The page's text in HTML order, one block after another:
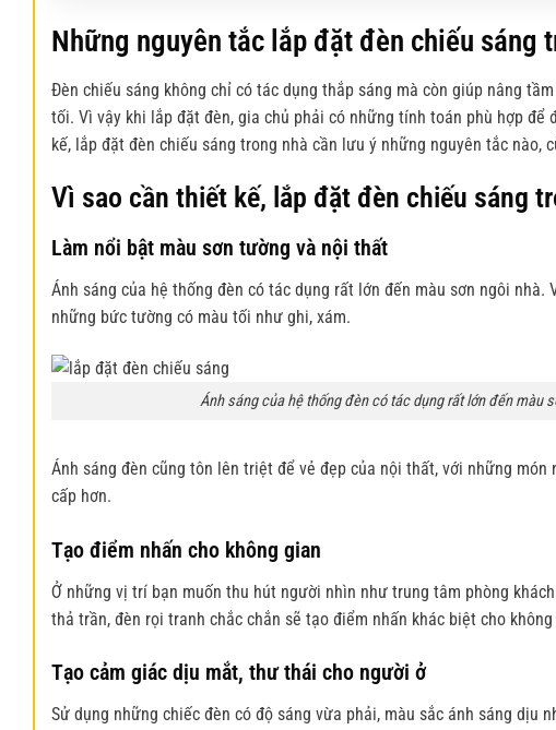
Những nguyên tắc lắp đặt đèn chiếu sáng
Đèn chiếu sáng không chỉ có tác dụng thắp sáng mà còn giúp nâng
tối. Vì vậy khi lắp đặt đèn, gia chủ phải có những tính toán phù hợp
kế, lắp đặt đèn chiếu sáng trong nhà cần lưu ý những nguyên tắc nào,
Vì sao cần thiết kế, lắp đặt đèn chiếu sáng
Làm nổi bật màu sơn tường và nội thất
Ánh sáng của hệ thống đèn có tác dụng rất lớn đến màu sơn ngôi
những bức tường có màu tối như ghi, xám.
Ánh sáng của hệ thống đèn có tác dụng rất lớn đến màu
Ánh sáng đèn cũng tôn lên triệt để vẻ đẹp của nội thất, với những
cấp hơn.
Tạo điểm nhấn cho không gian
Ở những vị trí bạn muốn thu hút người nhìn như trung tâm phòng
thả trần, đèn rọi tranh chắc chắn sẽ tạo điểm nhấn khác biệt cho
Tạo cảm giác dịu mắt, thư thái cho người ở
Sử dụng những chiếc đèn có độ sáng vừa phải, màu sắc ánh sáng dịu